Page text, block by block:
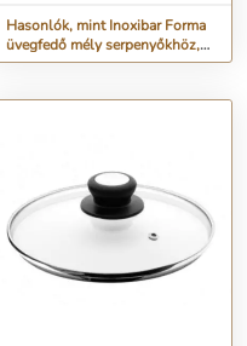
Hasonlók, mint Inoxibar Forma
üvegfedő mély serpenyőkhöz,
14 cm